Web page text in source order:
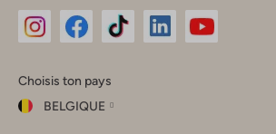
Instagram
Facebook
TikTok
Choisis ton pays
BELGIQUE